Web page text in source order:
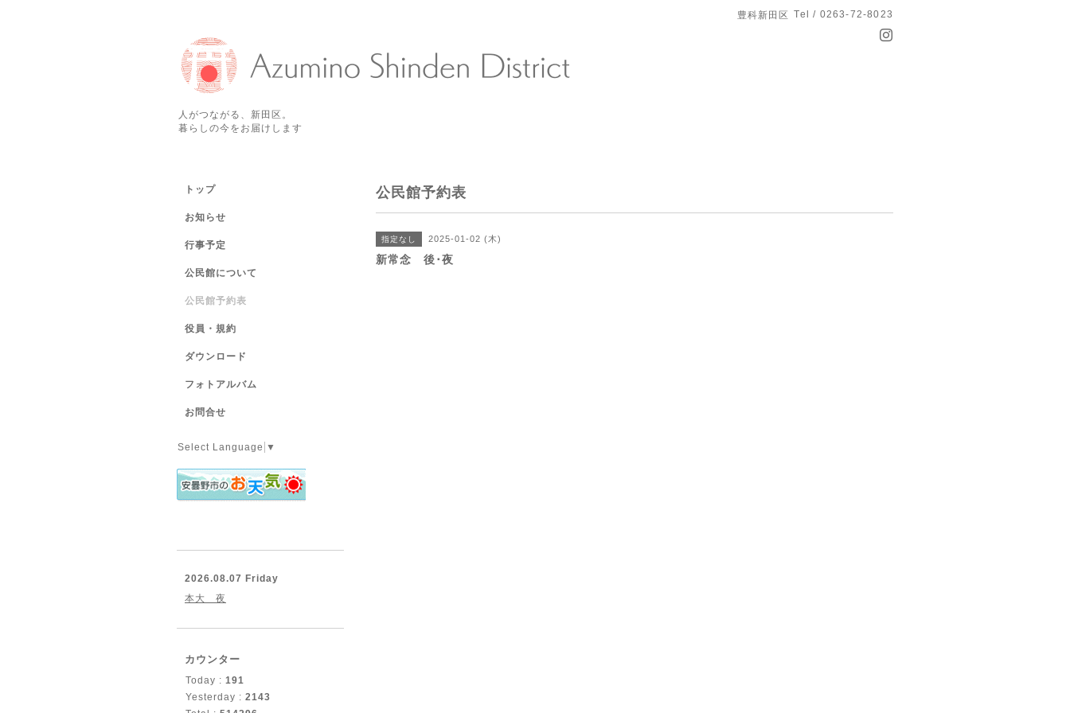
豊科新田区 Tel / 0263-72-8023
人がつながる、新田区。
暮らしの今をお届けします
公民館予約表
指定なし 2025-01-02 (木)
新常念 後･夜
トップ
お知らせ
行事予定
公民館について
公民館予約表
役員・規約
ダウンロード
フォトアルバム
お問合せ
Select Language ▼
2026.08.07 Friday
本大 夜
カウンター
Today : 191
Yesterday : 2143